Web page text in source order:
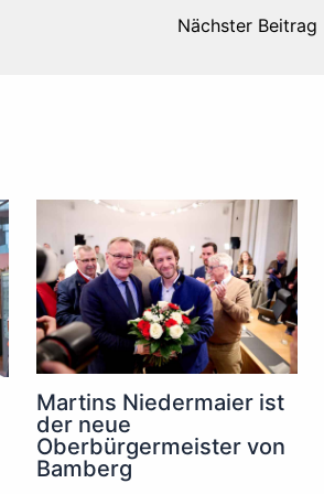
Nächster Beitrag
Martins Niedermaier ist
der neue
Oberbürgermeister von
Bamberg